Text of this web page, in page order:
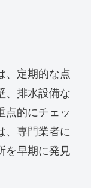
、定期的な点
、排水設備な
点的にチェッ
、専門業者に
を早期に発見